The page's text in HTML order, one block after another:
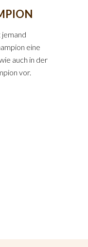
eine
auch in der
vor.